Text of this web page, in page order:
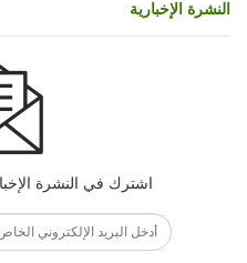
النشرة الإخبارية
اشترك في النشرة